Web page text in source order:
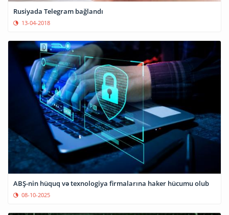
Rusiyada Telegram bağlandı
13-04-2018
ABŞ-nin hüquq və texnologiya firmalarına haker hücumu olub
08-10-2025